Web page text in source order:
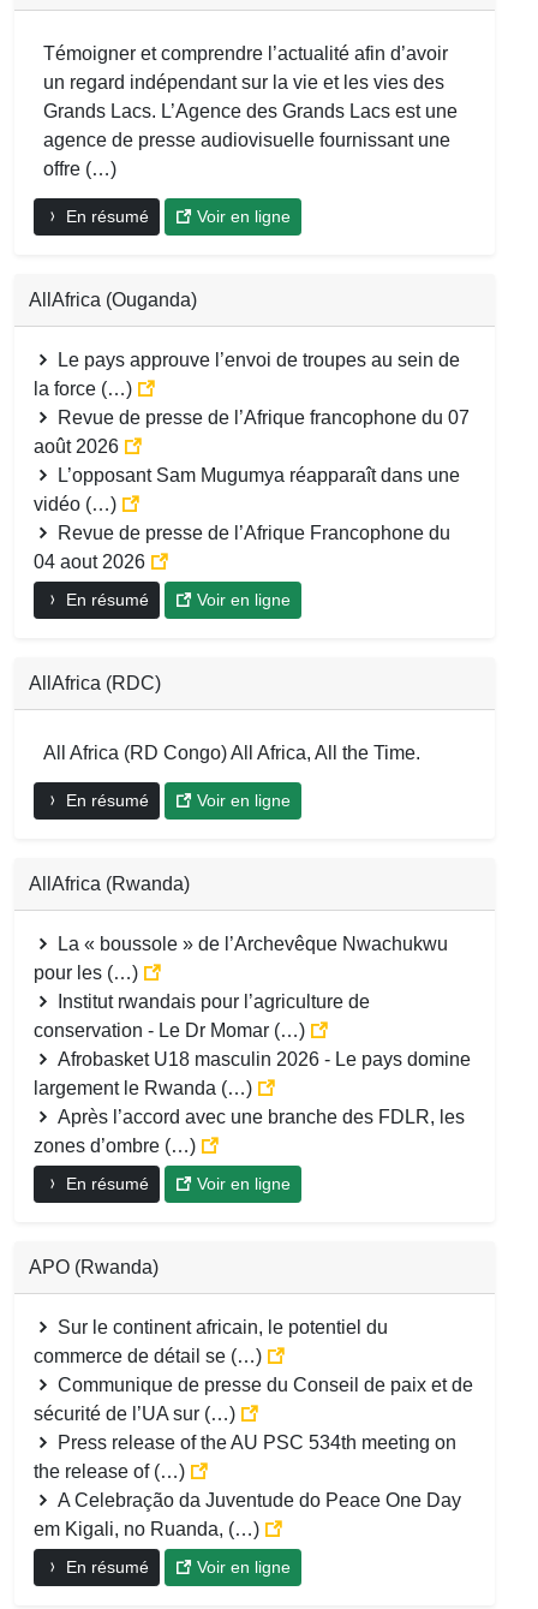
Témoigner et comprendre l’actualité afin d’avoir
un regard indépendant sur la vie et les vies des
Grands Lacs. L’Agence des Grands Lacs est une
agence de presse audiovisuelle fournissant une
offre (…)
En résumé Voir en ligne
AllAfrica (Ouganda)
Le pays approuve l’envoi de troupes au sein de
la force (…)
Revue de presse de l’Afrique francophone du 07
août 2026
L’opposant Sam Mugumya réapparaît dans une
vidéo (…)
Revue de presse de l’Afrique Francophone du
04 aout 2026
En résumé Voir en ligne
AllAfrica (RDC)
All Africa (RD Congo) All Africa, All the Time.
En résumé Voir en ligne
AllAfrica (Rwanda)
La « boussole » de l’Archevêque Nwachukwu
pour les (…)
Institut rwandais pour l’agriculture de
conservation - Le Dr Momar (…)
Afrobasket U18 masculin 2026 - Le pays domine
largement le Rwanda (…)
Après l’accord avec une branche des FDLR, les
zones d’ombre (…)
En résumé Voir en ligne
APO (Rwanda)
Sur le continent africain, le potentiel du
commerce de détail se (…)
Communique de presse du Conseil de paix et de
sécurité de l’UA sur (…)
Press release of the AU PSC 534th meeting on
the release of (…)
A Celebração da Juventude do Peace One Day
em Kigali, no Ruanda, (…)
En résumé Voir en ligne